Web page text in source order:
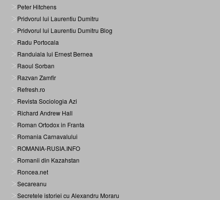
Peter Hitchens
Pridvorul lui Laurentiu Dumitru
Pridvorul lui Laurentiu Dumitru Blog
Radu Portocala
Randuiala lui Ernest Bernea
Raoul Sorban
Razvan Zamfir
Refresh.ro
Revista Sociologia Azi
Richard Andrew Hall
Roman Ortodox in Franta
Romania Carnavalului
ROMANIA-RUSIA.INFO
Romanii din Kazahstan
Roncea.net
Secareanu
Secretele istoriei cu Alexandru Moraru